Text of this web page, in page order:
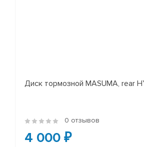
Диск тормозной MASUMA, rear
0 отзывов
4 000 ₽